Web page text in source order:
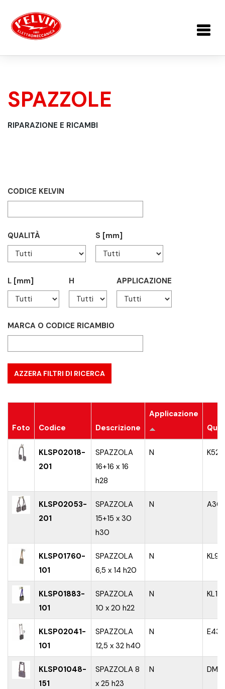
SPAZZOLE
TU SEI QUI
RIPARAZIONE E RICAMBI
CODICE KELVIN
QUALITÀ S [mm]
L [mm] H APPLICAZIONE
MARCA O CODICE RICAMBIO
Foto Codice Descrizione
Applicazione
KLSP02018-
201
SPAZZOLA
16+16 x 16
h28
N K52
KLSP02053-
201
SPAZZOLA
15+15 x 30
h30
N A30
KLSP01760-
101
SPAZZOLA
6,5 x 14 h20
N KL98
KLSP01883-
101
SPAZZOLA
10 x 20 h22
N
KLSP02041-
101
SPAZZOLA
12,5 x 32 h40
N E43
KLSP01048-
151
SPAZZOLA 8
x 25 h23
N